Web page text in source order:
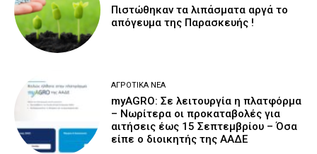
Πιστώθηκαν τα λιπάσματα αργά το
απόγευμα της Παρασκευής !
ΑΓΡΟΤΙΚΆ ΝΈΑ
myAGRO: Σε λειτουργία η πλατφόρμα
– Νωρίτερα οι προκαταβολές για
αιτήσεις έως 15 Σεπτεμβρίου – Όσα
είπε ο διοικητής της ΑΑΔΕ